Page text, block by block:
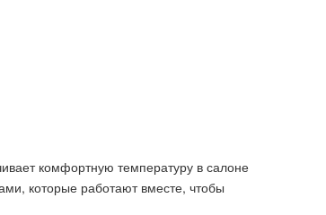
комфортную температуру в салоне
которые работают вместе, чтобы